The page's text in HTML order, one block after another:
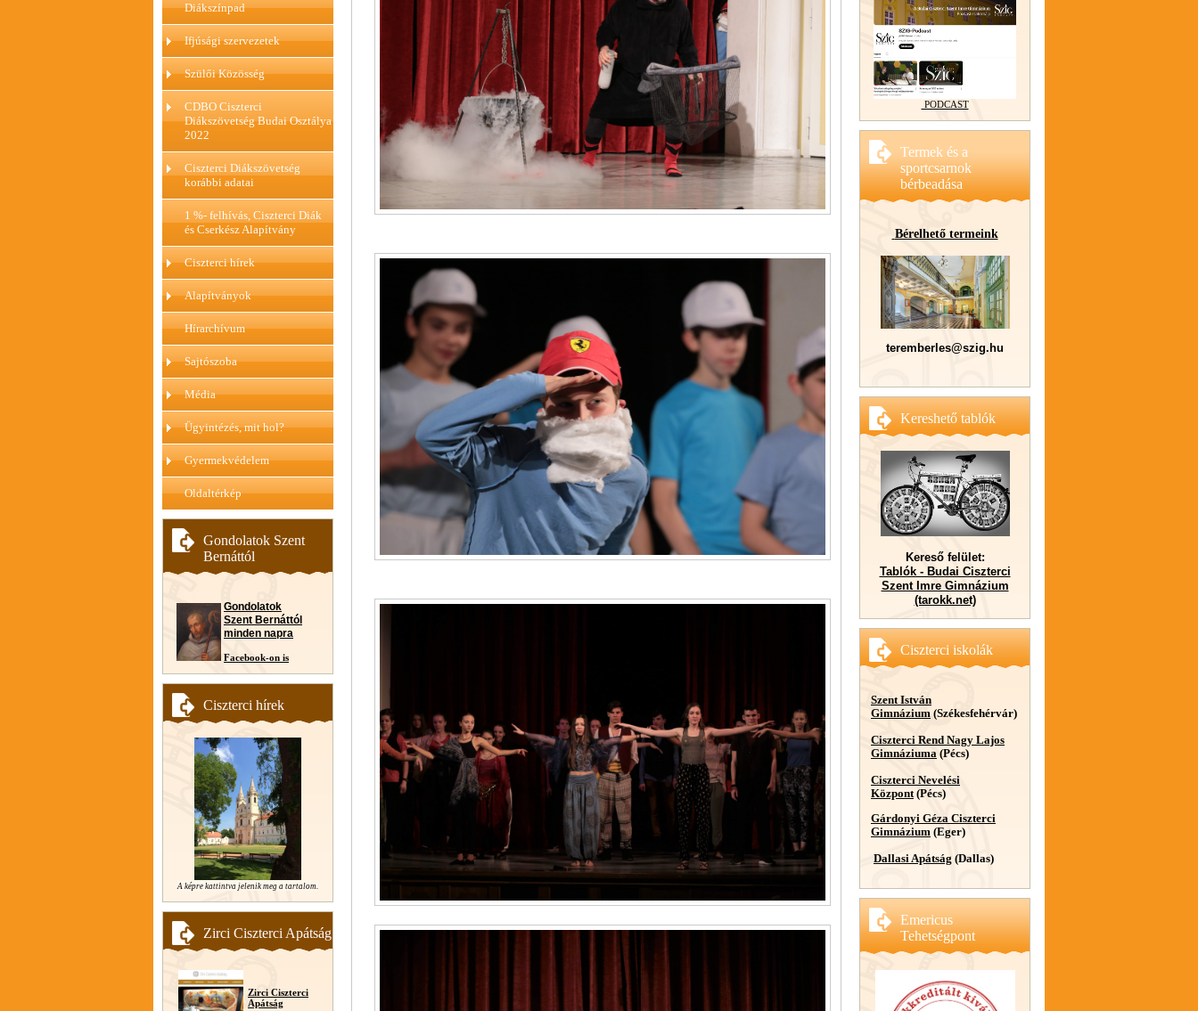
Diákszínpad
Ifjúsági szervezetek
Szülői Közösség
CDBO Ciszterci
Diákszövetség Budai Osztálya
2022
Ciszterci Diákszövetség
korábbi adatai
1 %- felhívás, Ciszterci Diák
és Cserkész Alapítvány
Ciszterci hírek
Alapítványok
Hírarchívum
Sajtószoba
Média
Ügyintézés, mit hol?
Gyermekvédelem
Oldaltérkép
Gondolatok Szent
Bernáttól
Gondolatok
Szent Bernáttól
minden napra
Facebook-on is
Ciszterci hírek
A képre kattintva jelenik meg a tartalom.
Zirci Ciszterci Apátság
Zirci Ciszterci
Apátság
PODCAST
Termek és a
sportcsarnok
bérbeadása
Bérelhető termeink
teremberles@szig.hu
Kereshető tablók
Kereső felület:
Tablók - Budai Ciszterci
Szent Imre Gimnázium
(tarokk.net)
Ciszterci iskolák
Szent István
Gimnázium (Székesfehérvár)
Ciszterci Rend Nagy Lajos
Gimnáziuma (Pécs)
Ciszterci Nevelési
Központ(Pécs)
Gárdonyi Géza Ciszterci
Gimnázium (Eger)
Dallasi Apátság (Dallas)
Emericus
Tehetségpont